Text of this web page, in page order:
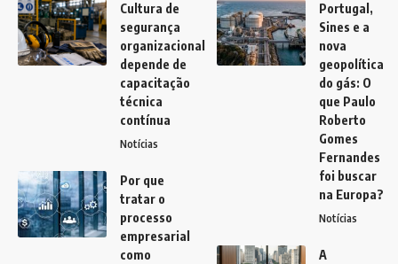
Cultura de
segurança
organizacional
depende de
capacitação
técnica
contínua
Notícias
Por que
tratar o
processo
empresarial
como
Portugal,
Sines e a
nova
geopolítica
do gás: O
que Paulo
Roberto
Gomes
Fernandes
foi buscar
na Europa?
Notícias
A